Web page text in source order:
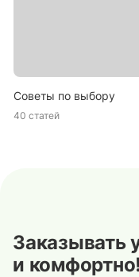
Советы по выбору
40 статей
Заказывать
и комфортно!